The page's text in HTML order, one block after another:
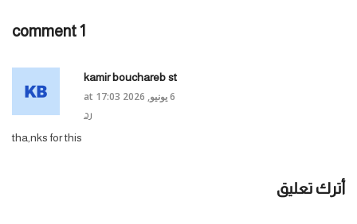
1 comment
kamir bouchareb st
6 يونيو, 2026 at 17:03
رد
tha,nks for this
أترك تعليق